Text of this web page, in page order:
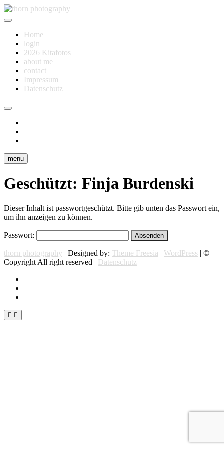
Skip
to
thorn photography
Fotografie für Dich
Home
login
2026 Kitafotos
about me
contact
Impressum
Datenschutz
menu
Geschützt: Finja Burdenski
Dieser Inhalt ist passwortgeschützt. Bitte gib unten das Passwort ein,
um ihn anzeigen zu können.
Passwort:
thorn photography | Designed by: Theme Freesia | WordPress | ©
Copyright All right reserved | Datenschutz